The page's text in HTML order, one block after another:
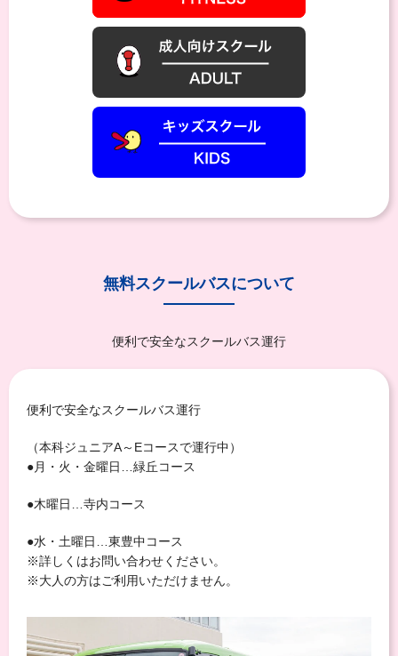
無料スクールバスについて
便利で安全なスクールバス運行
便利で安全なスクールバス運行
（本科ジュニアA～Eコースで運行中）
●月・火・金曜日…緑丘コース
●木曜日…寺内コース
●水・土曜日…東豊中コース
※詳しくはお問い合わせください。
※大人の方はご利用いただけません。